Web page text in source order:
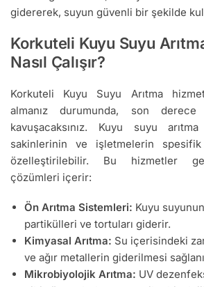
gidererek, suyun güvenli bir şekilde
Korkuteli Kuyu Suyu
Nasıl Çalışır?
Korkuteli Kuyu Suyu Arıtma
almanız durumunda, son
kavuşacaksınız. Kuyu suyu
sakinlerinin ve işletmelerin spesifik
özelleştirilebilir. Bu hizmetler
çözümleri içerir:
Ön Arıtma Sistemleri: Kuyu
partikülleri ve tortuları giderir.
Kimyasal Arıtma: Su içerisindeki
ve ağır metallerin giderilmesi
Mikrobiyolojik Arıtma: UV